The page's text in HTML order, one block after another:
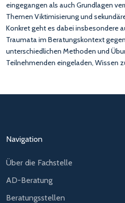
eingegangen als auch Grundlagen
Themen Viktimisierung und
Konkret geht es dabei insbesondere
Traumata im Beratungskontext
unterschiedlichen Methoden und
Teilnehmenden eingeladen, Wissen
Navigation
Über die Fachstelle
AD-Beratung
Beratungsstellen